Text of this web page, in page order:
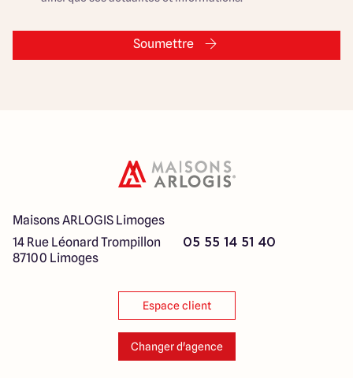
Soumettre
Maisons ARLOGIS Limoges
14 Rue Léonard Trompillon
87100 Limoges
05 55 14 51 40
Espace client
Changer d'agence